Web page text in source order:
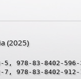
(2025)
5 , 978-83-8402-596-
7 , 978-83-8402-912-